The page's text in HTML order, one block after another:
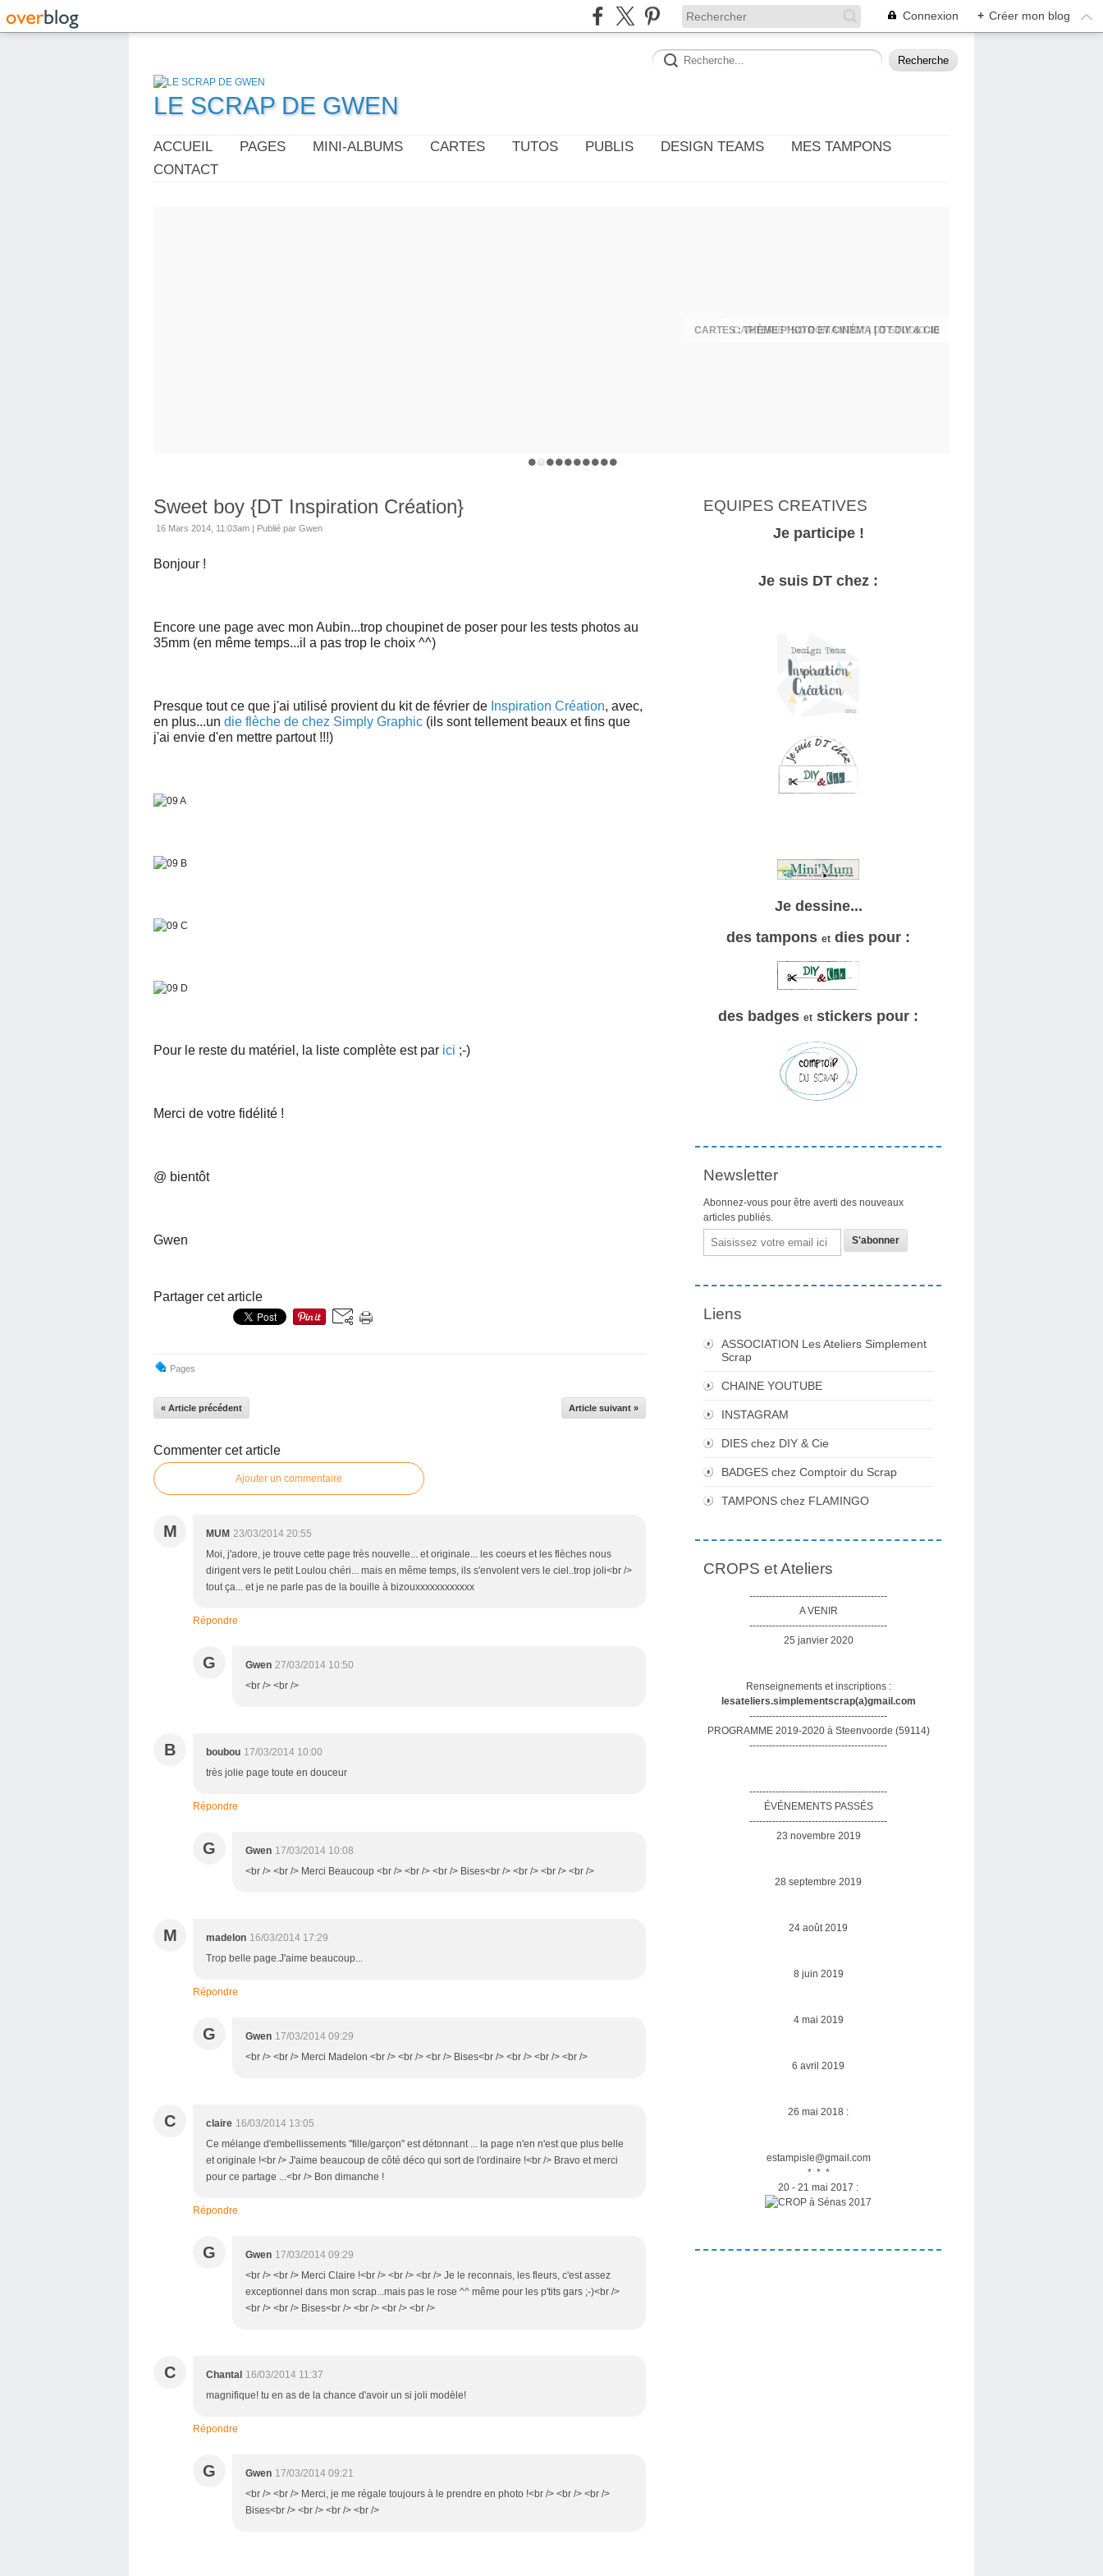
Connexion + Créer mon blog
LE SCRAP DE GWEN
ACCUEIL PAGES MINI-ALBUMS CARTES TUTOS PUBLIS DESIGN TEAMS
MES TAMPONS
CONTACT
CARTES : THÈME PHOTO ET CINÉMA | DT DIY & CIE
Sweet boy {DT Inspiration Création}
16 Mars 2014, 11:03am | Publié par Gwen
Bonjour !
Encore une page avec mon Aubin...trop choupinet de poser pour les tests photos au
35mm (en même temps...il a pas trop le choix ^^)
Presque tout ce que j'ai utilisé provient du kit de février de Inspiration Création, avec,
en plus...un die flèche de chez Simply Graphic (ils sont tellement beaux et fins que
j'ai envie d'en mettre partout !!!)
Pour le reste du matériel, la liste complète est par ici ;-)
Merci de votre fidélité !
@ bientôt
Gwen
Partager cet article
Pages
« Article précédent Article suivant »
Commenter cet article
Ajouter un commentaire
M MUM 23/03/2014 20:55
Moi, j'adore, je trouve cette page très nouvelle... et originale... les coeurs et les flèches nous
dirigent vers le petit Loulou chéri... mais en même temps, ils s'envolent vers le ciel..trop joli<br />
tout ça... et je ne parle pas de la bouille à bizouxxxxxxxxxxxx
Répondre
G Gwen 27/03/2014 10:50
<br /> <br />
B boubou 17/03/2014 10:00
très jolie page toute en douceur
Répondre
G Gwen 17/03/2014 10:08
<br /> <br /> Merci Beaucoup <br /> <br /> <br /> Bises<br /> <br /> <br /> <br />
M madelon 16/03/2014 17:29
Trop belle page.J'aime beaucoup...
Répondre
G Gwen 17/03/2014 09:29
<br /> <br /> Merci Madelon <br /> <br /> <br /> Bises<br /> <br /> <br /> <br />
C claire 16/03/2014 13:05
Ce mélange d'embellissements "fille/garçon" est détonnant ... la page n'en n'est que plus belle
et originale !<br /> J'aime beaucoup de côté déco qui sort de l'ordinaire !<br /> Bravo et merci
pour ce partage ...<br /> Bon dimanche !
Répondre
G Gwen 17/03/2014 09:29
<br /> <br /> Merci Claire !<br /> <br /> <br /> Je le reconnais, les fleurs, c'est assez
exceptionnel dans mon scrap...mais pas le rose ^^ même pour les p'tits gars ;-)<br />
<br /> <br /> Bises<br /> <br /> <br /> <br />
C Chantal 16/03/2014 11:37
magnifique! tu en as de la chance d'avoir un si joli modèle!
Répondre
G Gwen 17/03/2014 09:21
<br /> <br /> Merci, je me régale toujours à le prendre en photo !<br /> <br /> <br />
Bises<br /> <br /> <br /> <br />
EQUIPES CREATIVES
Je participe !
Je suis DT chez :
Je dessine...
des tampons et dies pour :
des badges et stickers pour :
Newsletter
Abonnez-vous pour être averti des nouveaux
articles publiés.
Email
Liens
ASSOCIATION Les Ateliers Simplement
Scrap
CHAINE YOUTUBE
INSTAGRAM
DIES chez DIY & Cie
BADGES chez Comptoir du Scrap
TAMPONS chez FLAMINGO
CROPS et Ateliers
------------------------------------------
A VENIR
------------------------------------------
25 janvier 2020
Renseignements et inscriptions :
lesateliers.simplementscrap(a)gmail.com
------------------------------------------
PROGRAMME 2019-2020 à Steenvoorde (59114)
------------------------------------------
------------------------------------------
ÉVÉNEMENTS PASSÉS
------------------------------------------
23 novembre 2019
28 septembre 2019
24 août 2019
8 juin 2019
4 mai 2019
6 avril 2019
26 mai 2018 :
estampisle@gmail.com
* * *
20 - 21 mai 2017 :